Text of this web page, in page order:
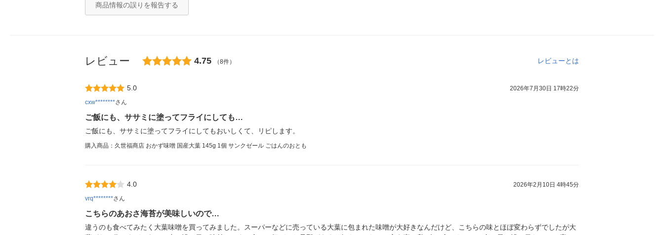
商品情報の誤りを報告する
レビュー 4.75 （8件） レビューとは
5.0
2026年7月30日 17時22分
cxw********さん
ご飯にも、ササミに塗ってフライにしても…
ご飯にも、ササミに塗ってフライにしてもおいしくて、リピします。
購入商品：久世福商店 おかず味噌 国産大葉 145g 1個 サンクゼール ごはんのおとも
4.0
2026年2月10日 4時45分
vrq********さん
こちらのあおさ海苔が美味しいので…
違うのも食べてみたく大葉味噌を買ってみました。スーパーなどに売っている大葉に包まれた味噌が大好きなんだけど、こちらの味とほぼ変わらずでしたが大